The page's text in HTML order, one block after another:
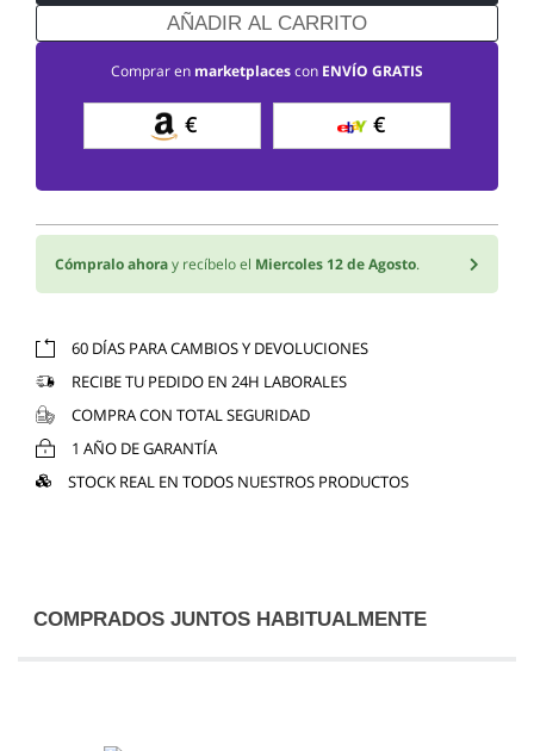
AÑADIR AL CARRITO
Comprar en marketplacescon ENVÍO GRATIS
€ €
Cómpralo ahoray recíbelo el Miercoles 12 de Agosto.
60 DÍAS PARA CAMBIOS Y DEVOLUCIONES
RECIBE TU PEDIDO EN 24H LABORALES
COMPRA CON TOTAL SEGURIDAD
1 AÑO DE GARANTÍA
STOCK REAL EN TODOS NUESTROS PRODUCTOS
COMPRADOS JUNTOS HABITUALMENTE